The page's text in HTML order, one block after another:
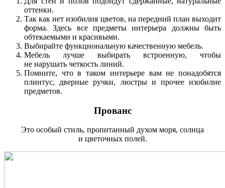
оттенки.
Так как нет изобилия цветов, на передний план выходит
форма. Здесь все предметы интерьера должны быть
обтекаемыми и красивыми.
Выбирайте функциональную качественную мебель.
Мебель лучше выбирать встроенную, чтобы
не нарушать четкость линий.
Помните, что в таком интерьере вам не понадобятся
плинтус, дверные ручки, люстры и прочее изобилие
предметов.
Прованс
Это особый стиль, пропитанный духом моря, солнца
и цветочных полей.